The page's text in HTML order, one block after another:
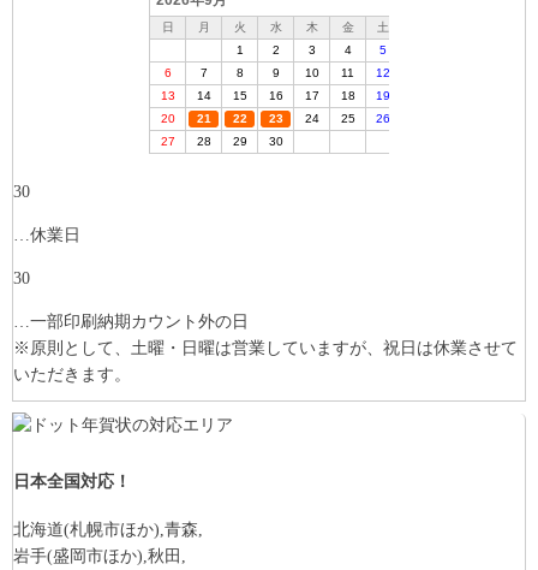
30
…休業日
30
…一部印刷納期カウント外の日
※原則として、土曜・日曜は営業していますが、祝日は休業させて
いただきます。
日本全国対応！
北海道(札幌市ほか),青森,
岩手(盛岡市ほか),秋田,